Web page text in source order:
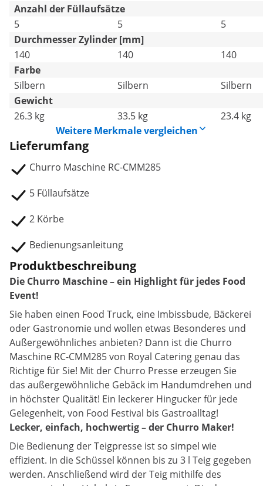
Anzahl der Füllaufsätze
5
5
5
Durchmesser Zylinder [mm]
140
140
140
Farbe
Silbern
Silbern
Silbern
Gewicht
26.3 kg
33.5 kg
23.4 kg
Weitere Merkmale vergleichen
Lieferumfang
Churro Maschine RC-CMM285
5 Füllaufsätze
2 Körbe
Bedienungsanleitung
Produktbeschreibung
Die Churro Maschine – ein Highlight für jedes Food
Event!
Sie haben einen Food Truck, eine Imbissbude, Bäckerei
oder Gastronomie und wollen etwas Besonderes und
Außergewöhnliches anbieten? Dann ist die Churro
Maschine RC-CMM285 von Royal Catering genau das
Richtige für Sie! Mit der Churro Presse erzeugen Sie
das außergewöhnliche Gebäck im Handumdrehen und
in höchster Qualität! Ein leckerer Hingucker für jede
Gelegenheit, von Food Festival bis Gastroalltag!
Lecker, einfach, hochwertig – der Churro Maker!
Die Bedienung der Teigpresse ist so simpel wie
effizient. In die Schüssel können bis zu 3 l Teig gegeben
werden. Anschließend wird der Teig mithilfe des